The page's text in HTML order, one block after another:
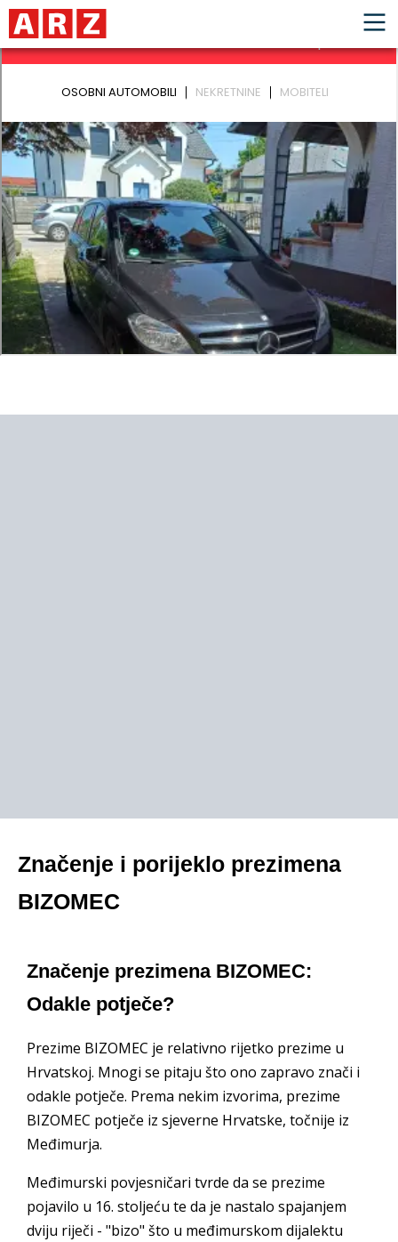
Značenje i porijeklo prezimena
BIZOMEC
Značenje prezimena BIZOMEC:
Odakle potječe?
Prezime BIZOMEC je relativno rijetko prezime u
Hrvatskoj. Mnogi se pitaju što ono zapravo znači i
odakle potječe. Prema nekim izvorima, prezime
BIZOMEC potječe iz sjeverne Hrvatske, točnije iz
Međimurja.
Međimurski povjesničari tvrde da se prezime
pojavilo u 16. stoljeću te da je nastalo spajanjem
dviju riječi - "bizo" što u međimurskom dijalektu